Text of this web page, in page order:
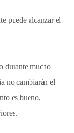
puede alcanzar el
durante mucho
no cambiarán el
es bueno,